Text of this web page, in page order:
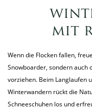
mit
Wenn die Flocken fallen,
Snowboarder, sondern auch
vorziehen. Beim Langlaufen
Winterwandern rückt die
Schneeschuhen los und